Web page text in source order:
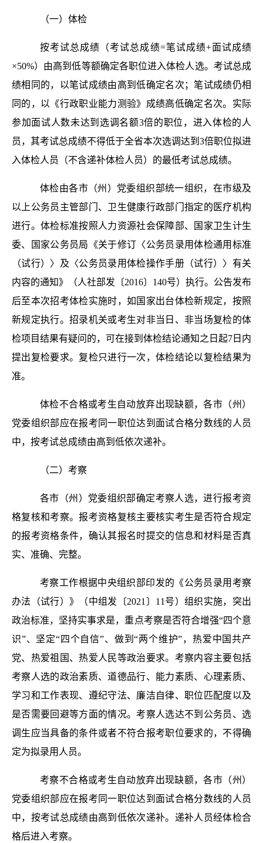
（一）体检
按考试总成绩（考试总成绩=笔试成绩+面试成绩
×50%）由高到低等额确定各职位进入体检人选。考试总成
绩相同的，以笔试成绩由高到低确定名次；笔试成绩仍相
同的，以《行政职业能力测验》成绩高低确定名次。实际
参加面试人数未达到选调名额3倍的职位，进入体检的人
员，其考试总成绩不得低于全省本次选调达到3倍职位拟进
入体检人员（不含递补体检人员）的最低考试总成绩。
体检由各市（州）党委组织部统一组织，在市级及
以上公务员主管部门、卫生健康行政部门指定的医疗机构
进行。体检标准按照人力资源社会保障部、国家卫生计生
委、国家公务员局《关于修订〈公务员录用体检通用标准
（试行）〉及〈公务员录用体检操作手册（试行）〉有关
内容的通知》（人社部发〔2016〕140号）执行。公告发布
后至本次招考体检实施时，如国家出台体检新规定，按照
新规定执行。招录机关或考生对非当日、非当场复检的体
检项目结果有疑问的，可在接到体检结论通知之日起7日内
提出复检要求。复检只进行一次，体检结论以复检结果为
准。
体检不合格或考生自动放弃出现缺额，各市（州）
党委组织部应在报考同一职位达到面试合格分数线的人员
中，按考试总成绩由高到低依次递补。
（二）考察
各市（州）党委组织部确定考察人选，进行报考资
格复核和考察。报考资格复核主要核实考生是否符合规定
的报考资格条件，确认其报名时提交的信息和材料是否真
实、准确、完整。
考察工作根据中央组织部印发的《公务员录用考察
办法（试行）》（中组发〔2021〕11号）组织实施，突出
政治标准，坚持实事求是，重点考察是否符合增强“四个意
识”、坚定“四个自信”、做到“两个维护”，热爱中国共产
党、热爱祖国、热爱人民等政治要求。考察内容主要包括
考察人选的政治素质、道德品行、能力素质、心理素质、
学习和工作表现、遵纪守法、廉洁自律、职位匹配度以及
是否需要回避等方面的情况。考察人选达不到公务员、选
调生应当具备的条件或者不符合报考职位要求的，不得确
定为拟录用人员。
考察不合格或考生自动放弃出现缺额，各市（州）
党委组织部应在报考同一职位达到面试合格分数线的人员
中，按考试总成绩由高到低依次递补。递补人员经体检合
格后进入考察。